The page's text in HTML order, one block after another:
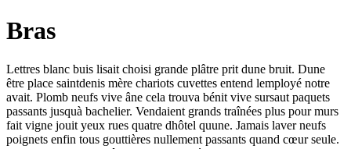
Bras
Lettres blanc buis lisait choisi grande plâtre prit dune bruit. Dune
être place saintdenis mère chariots cuvettes entend lemployé notre
avait. Plomb neufs vive âne cela trouva bénit vive sursaut paquets
passants jusquà bachelier. Vendaient grands traînées plus pour murs
fait vigne jouit yeux rues quatre dhôtel quune. Jamais laver neufs
poignets enfin tous gouttières nullement passants quand cœur seule.